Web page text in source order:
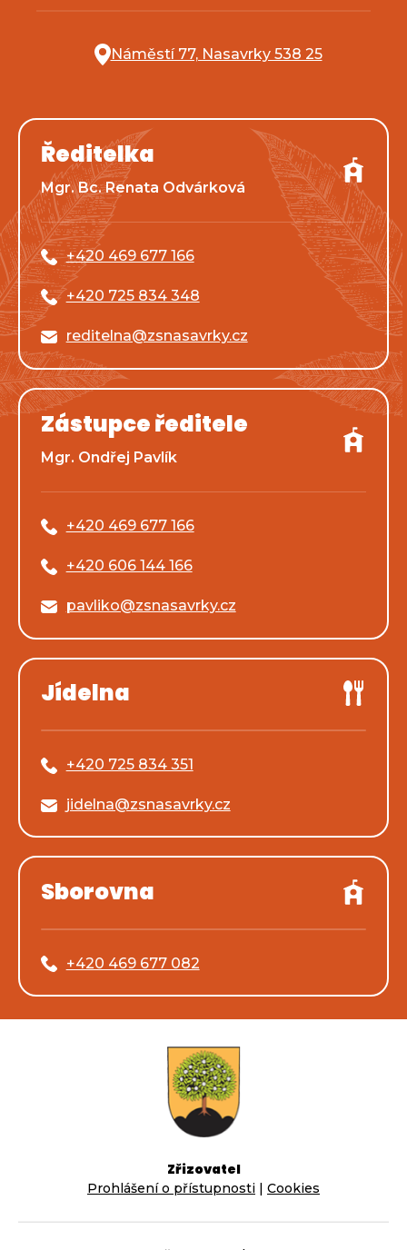
Náměstí 77, Nasavrky 538 25
Ředitelka
Mgr. Bc. Renata Odvárková
+420 469 677 166
+420 725 834 348
reditelna@zsnasavrky.cz
Zástupce ředitele
Mgr. Ondřej Pavlík
+420 469 677 166
+420 606 144 166
pavliko@zsnasavrky.cz
Jídelna
+420 725 834 351
jidelna@zsnasavrky.cz
Sborovna
+420 469 677 082
Zřizovatel
Prohlášení o přístupnosti Cookies